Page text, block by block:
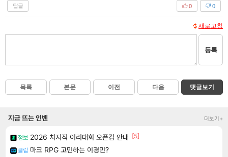
답글 0
0
새로고침
등록
목록 본문 이전 다음 댓글보기
지금 뜨는 인벤 더보기+
정보 2026 치지직 이리대회 오픈컵 안내 [5]
클립 마크 RPG 고민하는 이경민?